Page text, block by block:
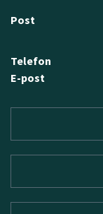
Post
Telefon
E-post